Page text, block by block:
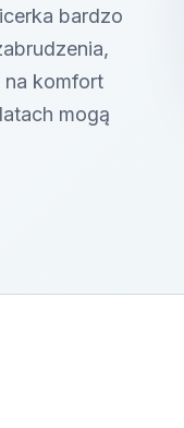
bardzo
na komfort
mogą